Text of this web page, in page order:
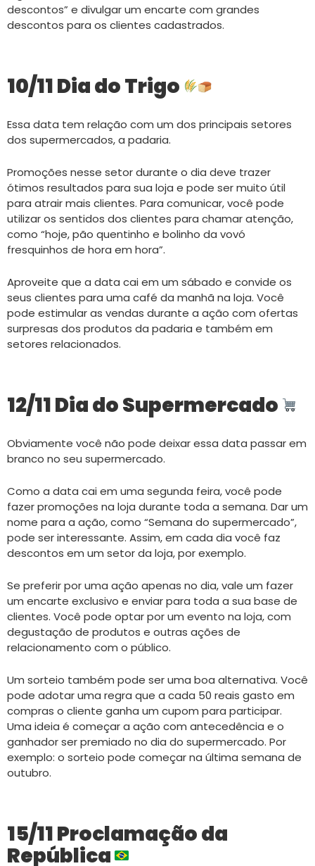
descontos” e divulgar um encarte com grandes
descontos para os clientes cadastrados.
10/11 Dia do Trigo
Essa data tem relação com um dos principais setores
dos supermercados, a padaria.
Promoções nesse setor durante o dia deve trazer
ótimos resultados para sua loja e pode ser muito útil
para atrair mais clientes. Para comunicar, você pode
utilizar os sentidos dos clientes para chamar atenção,
como “hoje, pão quentinho e bolinho da vovó
fresquinhos de hora em hora”.
Aproveite que a data cai em um sábado e convide os
seus clientes para uma café da manhã na loja. Você
pode estimular as vendas durante a ação com ofertas
surpresas dos produtos da padaria e também em
setores relacionados.
12/11 Dia do Supermercado
Obviamente você não pode deixar essa data passar em
branco no seu supermercado.
Como a data cai em uma segunda feira, você pode
fazer promoções na loja durante toda a semana. Dar um
nome para a ação, como “Semana do supermercado”,
pode ser interessante. Assim, em cada dia você faz
descontos em um setor da loja, por exemplo.
Se preferir por uma ação apenas no dia, vale um fazer
um encarte exclusivo e enviar para toda a sua base de
clientes. Você pode optar por um evento na loja, com
degustação de produtos e outras ações de
relacionamento com o público.
Um sorteio também pode ser uma boa alternativa. Você
pode adotar uma regra que a cada 50 reais gasto em
compras o cliente ganha um cupom para participar.
Uma ideia é começar a ação com antecedência e o
ganhador ser premiado no dia do supermercado. Por
exemplo: o sorteio pode começar na última semana de
outubro.
15/11 Proclamação da
República